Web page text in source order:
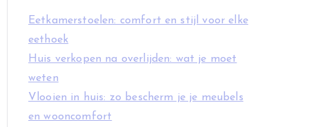
Eetkamerstoelen: comfort en stijl voor elke
eethoek
Huis verkopen na overlijden: wat je moet
weten
Vlooien in huis: zo bescherm je je meubels
en wooncomfort